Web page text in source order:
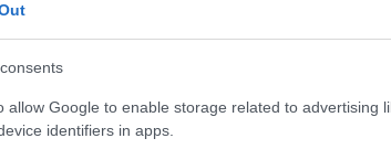
allow Google to enable storage related to advertising
identifiers in apps.
abbiamo subito tantissimi infortuni, e
netto dal punto di vista degli infortuni per
infortuni gravi come quelli di
muscolari dovuti anche al fatto che
parecchioe subiscono più facilmente